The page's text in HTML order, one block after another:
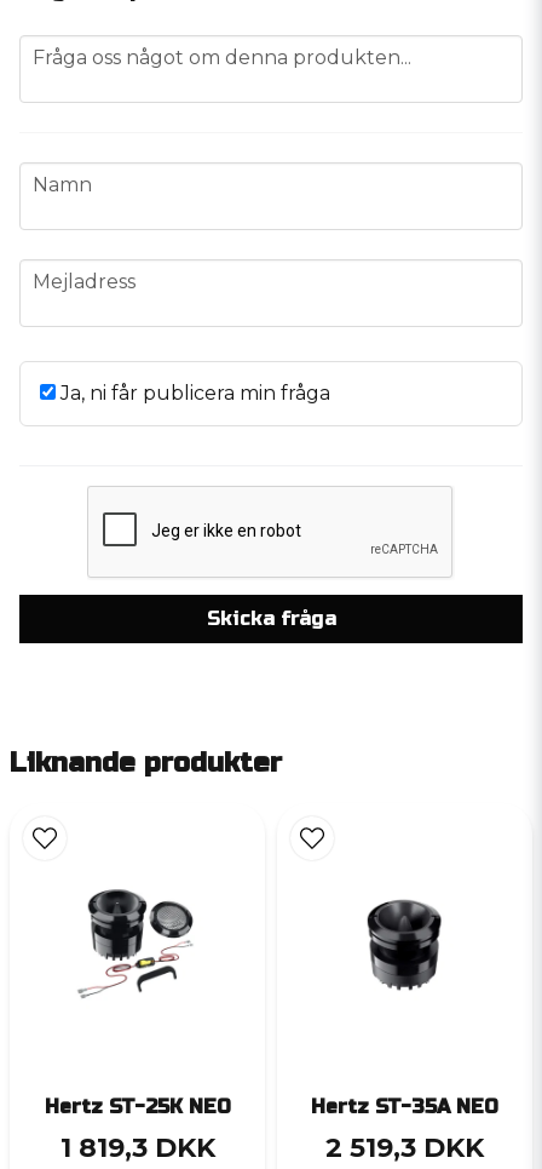
question
Fråga oss något om denna produkten...
name
Namn
email
Mejladress
Ja, ni får publicera min fråga
Skicka fråga
Liknande produkter
Hertz ST-25K NEO
1 819,3 DKK
Hertz ST-35A NEO
2 519,3 DKK